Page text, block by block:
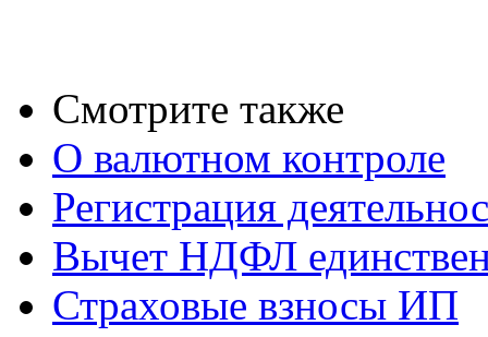
Смотрите также
О валютном контроле
Регистрация
Вычет НДФЛ
Страховые взносы ИП